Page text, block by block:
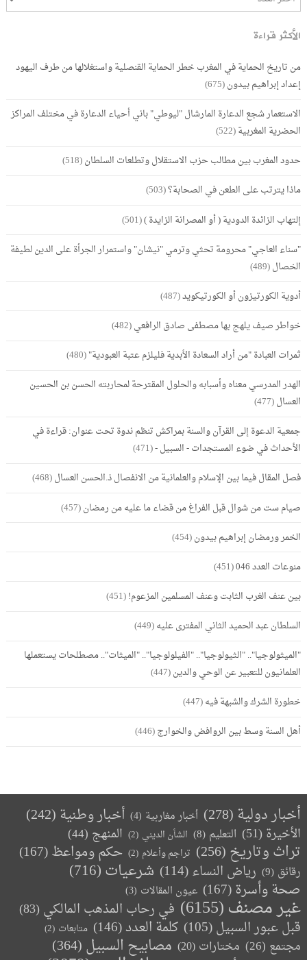
الأكثر قراءة
من تاريخ الحماية في المغرب خطر الحماية القنصلية واستغلالها من طرف اليهود
إعداد إبراهيم بيدون(675)
الاستعمار شجع الدعارة المارشال "ليوطي" باني أحياء الدعارة في مختلف المراكز
الحضرية المغربية(522)
حدود المغرب بين مطالب حزب الاستقلال وتطلعات السلطان(518)
ماذا يترتب على الطعن في الصحابة؟(503)
إلتهاب الزائدة الدودية ( أو المصرانة الزايدة )(501)
"سناء العاجي" محرومة تحثي وترمي "نيشان" واستمرار الجرأة على الدين لطيفة
الخصال(489)
أدوية الكورتيزون أو الكورتيكويد(487)
خواطر صيف يلهج بها مصطفى صادق الرافعي(482)
ثمرات العبادة "من أراد السعادة الأبدية فليلزم عتبة العبودية"(480)
الهدر المدرسي معناه وأسبابه والحلول المقترحة لمحاربته الحسن بن الحسين
العسال(477)
جمعية الدعوة إلى القرآن والسنة بمراكش تنظم ندوة تحت عنوان: قراءة في
الأحداث في ضوء المستجدات - السبيل -(471)
فصل المقال فيما بين الإسلام والعلمانية من الانفصال ذ.الحسن العسال(468)
صيام ست من شوال قبل الفراغ من قضاء ما عليه من رمضان(457)
الخمر ورمضان إبراهيم بيدون(454)
منوعات العدد 046
(451)
بين عنف الغرب الثابت وعنف المسلمين المزعوم!(451)
السلطان عبد الحميد الثاني المفترى عليه(449)
"الميثولوجيا".. "الثيولوجيا".. "الفيلولوجيا".. "الميثات".. مصطلحات يستعملها
العلمانيون للتعبير عن الوحي والدين(447)
خطورة الشرك والشبهة فيه(447)
أهل السنة وسط بين الروافض والخوارج(446)
أخبار دولية (278) أخبار مغاربية (4) أخبار وطنية(242)
الأخيرة (51) التعليم (8) الشأن الديني (2) المنهج (44)
تراث وتاريخ(256) تراجم وأعلام (2) حكم ومواعظ(167)
رقائق (9) رياض النساء(114) شرعيات(716)
صحة وأسرة(167) عيون المقالات (3)
غير مصنف(6155) في رحاب المذهب المالكي (83)
قبل عبور السبيل(105) كلمة العدد(146) متابعات (2)
مجتمع (26) مختارات (20) مصابيح السبيل(364)